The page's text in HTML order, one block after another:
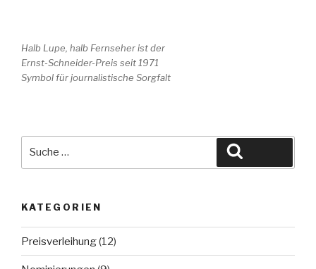
Halb Lupe, halb Fernseher ist der
Ernst-Schneider-Preis seit 1971
Symbol für journalistische Sorgfalt
KATEGORIEN
Preisverleihung(12)